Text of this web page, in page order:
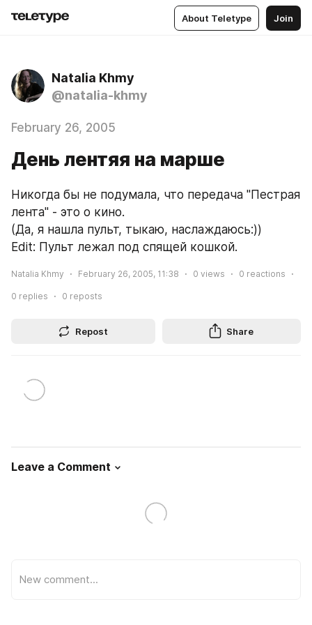
About Teletype Join
Natalia Khmy
@natalia-khmy
February 26, 2005
День лентяя на марше
Никогда бы не подумала, что передача "Пестрая
лента" - это о кино.
(Да, я нашла пульт, тыкаю, наслаждаюсь:))
Edit: Пульт лежал под спящей кошкой.
Natalia Khmy February 26, 2005, 11:38 0 views 0 reactions
0 replies 0 reposts
Repost Share
Leave a Comment